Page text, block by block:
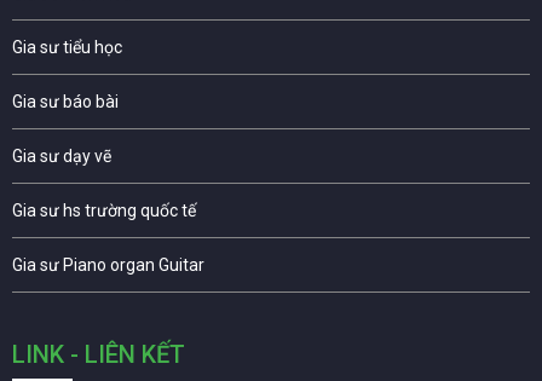
Gia sư tiểu học
Gia sư báo bài
Gia sư dạy vẽ
Gia sư hs trường quốc tế
Gia sư Piano organ Guitar
LINK - LIÊN KẾT